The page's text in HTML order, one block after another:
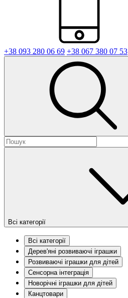
+38 093 280 06 69 +38 067 380 07 53
Всі категорії
Всі категорії
Дерев'яні розвиваючі іграшки
Розвиваючі іграшки для дітей
Сенсорна інтеграція
Новорічні іграшки для дітей
Канцтовари